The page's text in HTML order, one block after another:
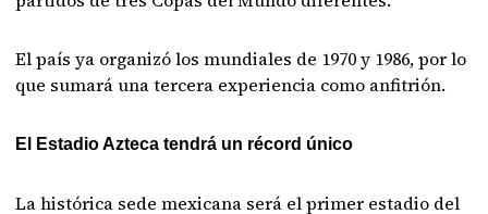
El país ya organizó los mundiales de 1970 y 1986, por lo
que sumará una tercera experiencia como anfitrión.
El Estadio Azteca tendrá un récord único
La histórica sede mexicana será el primer estadio del